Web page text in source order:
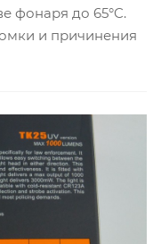
фонаря до 65°C.
и причинения